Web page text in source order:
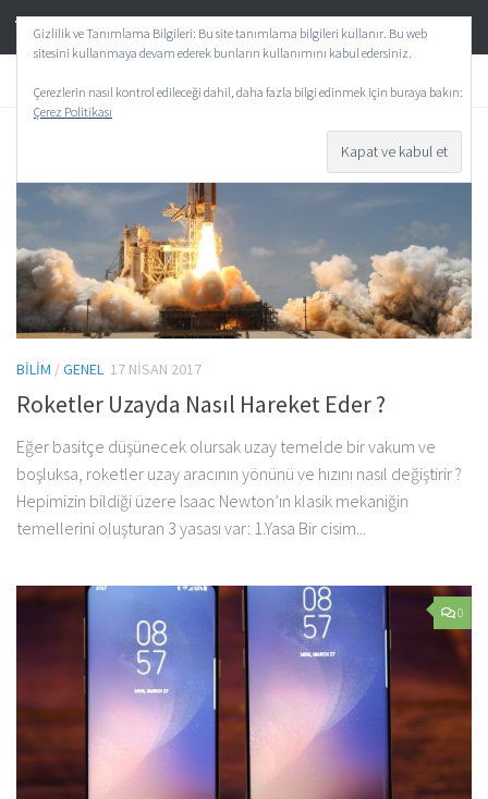
Skip to content
TeknoAktif
BILIM /GENEL 17 NISAN 2017
Roketler Uzayda Nasıl Hareket Eder ?
Eğer basitçe düşünecek olursak uzay temelde bir vakum ve
boşluksa, roketler uzay aracının yönünü ve hızını nasıl değiştirir ?
Hepimizin bildiği üzere Isaac Newton’ın klasik mekaniğin
temellerini oluşturan 3 yasası var: 1.Yasa Bir cisim...
0
Gizlilik ve Tanımlama Bilgileri: Bu site tanımlama bilgileri kullanır. Bu web
sitesini kullanmaya devam ederek bunların kullanımını kabul edersiniz.
Çerezlerin nasıl kontrol edileceği dahil, daha fazla bilgi edinmek için buraya bakın:
Çerez Politikası